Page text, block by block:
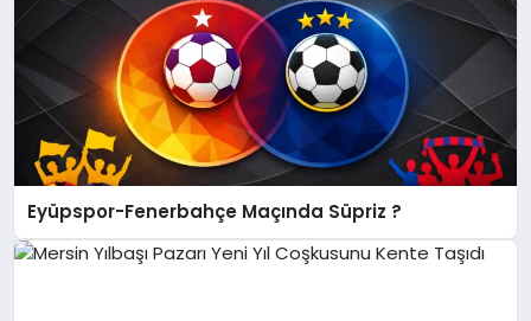
Eyüpspor-Fenerbahçe Maçında Süpriz ?